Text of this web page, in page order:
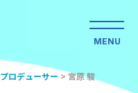
MENU
プロデューサー >宮原 駿